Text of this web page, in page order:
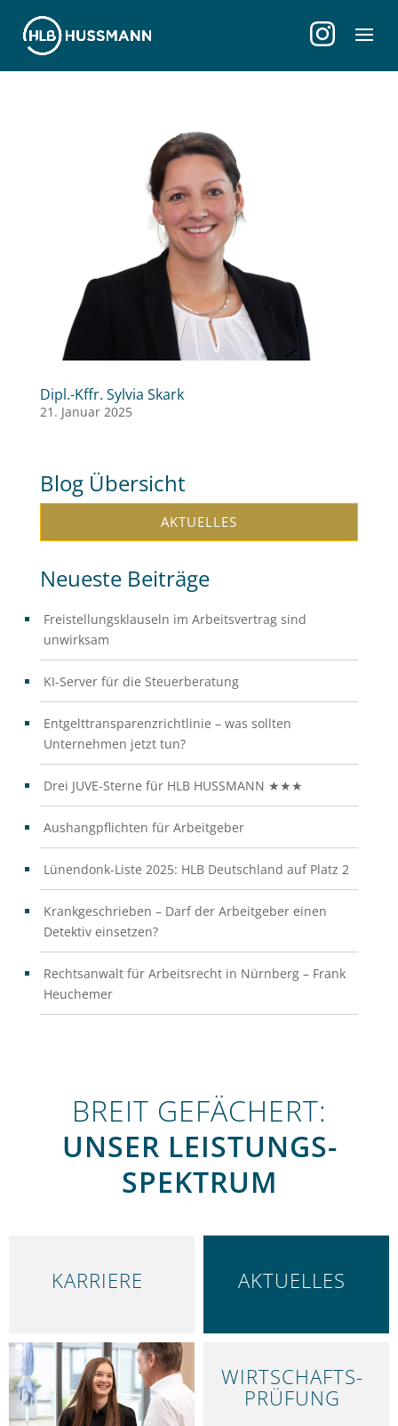
Dipl.-Kffr. Sylvia Skark
21. Januar 2025
Blog Übersicht
AKTUELLES
Neueste Beiträge
Freistellungsklauseln im Arbeitsvertrag sind
unwirksam
KI-Server für die Steuerberatung
Entgelttransparenzrichtlinie – was sollten
Unternehmen jetzt tun?
Drei JUVE-Sterne für HLB HUSSMANN ★★★
Aushangpflichten für Arbeitgeber
Lünendonk-Liste 2025: HLB Deutschland auf Platz 2
Krankgeschrieben – Darf der Arbeitgeber einen
Detektiv einsetzen?
Rechtsanwalt für Arbeitsrecht in Nürnberg – Frank
Heuchemer
BREIT GEFÄCHERT:
UNSER LEISTUNGS­
SPEKTRUM
KARRIERE
LEISTUNGEN
AKTUELLES
WIRTSCHAFTS­
PRÜFUNG